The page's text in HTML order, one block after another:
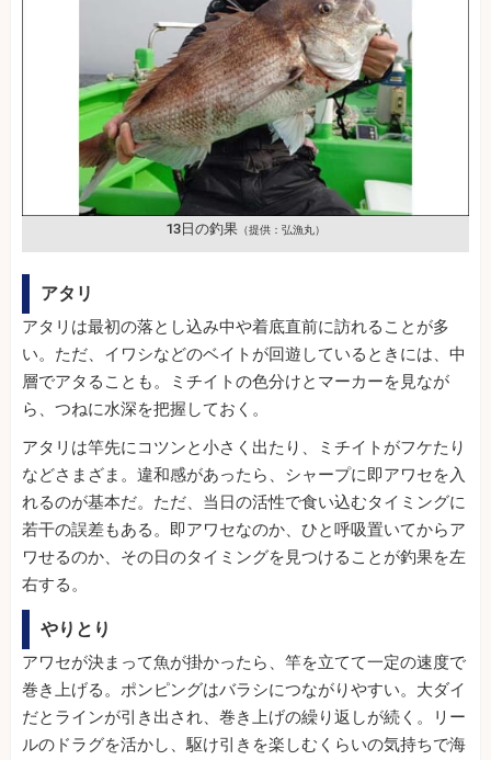
13日の釣果 （提供：弘漁丸）
アタリ
アタリは最初の落とし込み中や着底直前に訪れることが多
い。ただ、イワシなどのベイトが回遊しているときには、中
層でアタることも。ミチイトの色分けとマーカーを見なが
ら、つねに水深を把握しておく。
アタリは竿先にコツンと小さく出たり、ミチイトがフケたり
などさまざま。違和感があったら、シャープに即アワセを入
れるのが基本だ。ただ、当日の活性で食い込むタイミングに
若干の誤差もある。即アワセなのか、ひと呼吸置いてからア
ワせるのか、その日のタイミングを見つけることが釣果を左
右する。
やりとり
アワセが決まって魚が掛かったら、竿を立てて一定の速度で
巻き上げる。ポンピングはバラシにつながりやすい。大ダイ
だとラインが引き出され、巻き上げの繰り返しが続く。リー
ルのドラグを活かし、駆け引きを楽しむくらいの気持ちで海